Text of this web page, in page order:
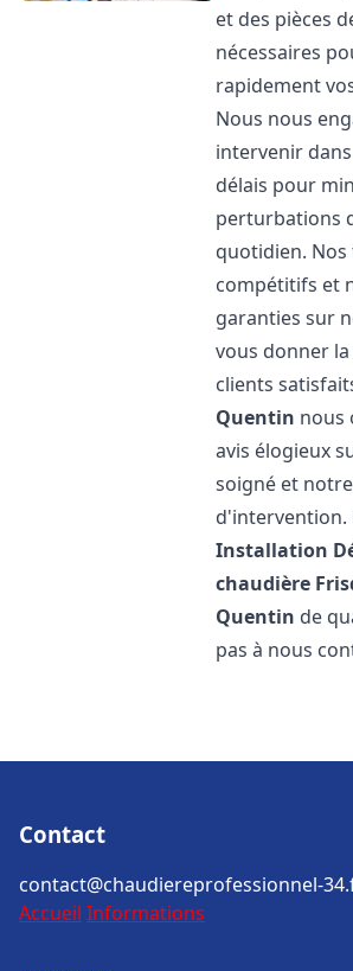
et des pièces
nécessaires
rapidement
Nous nous
intervenir
délais pour
perturbations
quotidien.
compétitifs et
garanties sur
vous donner
clients
Quentin nous
avis élogieux
soigné et
d'intervention.
Installation
chaudière
Quentin de
pas à nous
Contact
contact@chaudiereprofessionnel-
Accueil Informations